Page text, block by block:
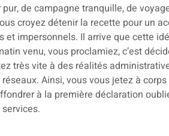
pur, de campagne tranquille, de
croyez détenir la recette pour un
et impersonnels. Il arrive que cette
venu, vous proclamiez, c’est
très vite à des réalités
Ainsi, vous vous jetez à
à la première déclaration